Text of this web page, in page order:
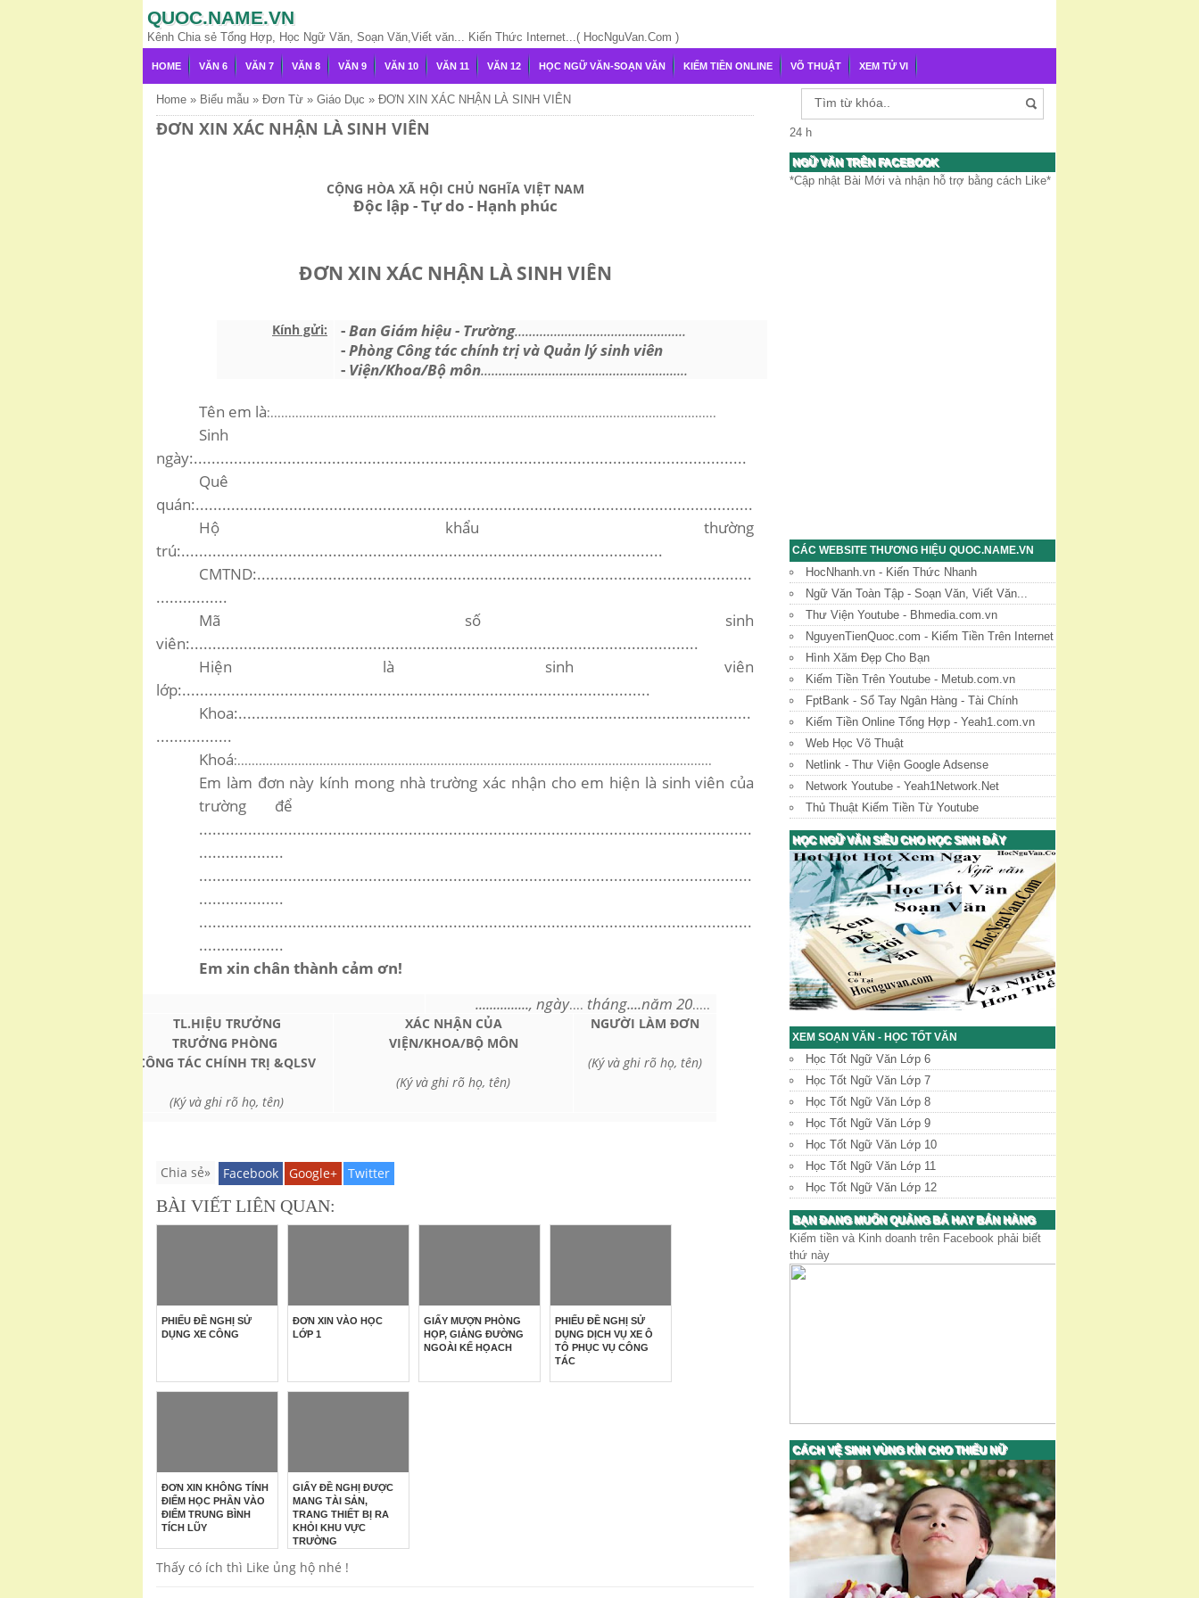
QUOC.NAME.VN
Kênh Chia sẻ Tổng Hợp, Học Ngữ Văn, Soạn Văn,Viết văn... Kiến Thức Internet...( HocNguVan.Com )
HOME VĂN 6 VĂN 7 VĂN 8 VĂN 9 VĂN 10 VĂN 11 VĂN 12 HỌC NGỮ VĂN-SOẠN VĂN KIẾM TIỀN ONLINE VÕ THUẬT XEM TỬ VI
Home » Biểu mẫu » Đơn Từ » Giáo Dục » ĐƠN XIN XÁC NHẬN LÀ SINH VIÊN
ĐƠN XIN XÁC NHẬN LÀ SINH VIÊN
CỘNG HÒA XÃ HỘI CHỦ NGHĨA VIỆT NAM
Độc lập - Tự do - Hạnh phúc
ĐƠN XIN XÁC NHẬN LÀ SINH VIÊN
Kính gửi: -Ban Giám hiệu - Trường................................................
-Phòng Công tác chính trị và Quản lý sinh viên
- Viện/Khoa/Bộ môn..........................................................
Tên em là:.............................................................................................................................
Sinh
ngày:............................................................................................................................
Quê
quán:.............................................................................................................................
Hộ khẩu thường
trú:............................................................................................................
CMTND:...............................................................................................................
................
Mã số sinh
viên:..................................................................................................................
Hiện là sinh viên
lớp:.........................................................................................................
Khoa:...................................................................................................................
.................
Khoá:.....................................................................................................................................
Em làm đơn này kính mong nhà trường xác nhận cho em hiện là sinh viên của
trường để
............................................................................................................................
...................
............................................................................................................................
...................
............................................................................................................................
...................
Em xin chân thành cảm ơn!
..............., ngày.... tháng....năm 20.....
TL.HIỆU TRƯỞNG
TRƯỞNG PHÒNG
CÔNG TÁC CHÍNH TRỊ &QLSV
(Ký và ghi rõ họ, tên)
XÁC NHẬN CỦA
VIỆN/KHOA/BỘ MÔN
(Ký và ghi rõ họ, tên)
NGƯỜI LÀM ĐƠN
(Ký và ghi rõ họ, tên)
Chia sẻ» Facebook Google+ Twitter
BÀI VIẾT LIÊN QUAN:
PHIẾU ĐỀ NGHỊ SỬ
DỤNG XE CÔNG
ĐƠN XIN VÀO HỌC
LỚP 1
GIẤY MƯỢN PHÒNG
HỌP, GIẢNG ĐƯỜNG
NGOÀI KẾ HỌACH
PHIẾU ĐỀ NGHỊ SỬ
DỤNG DỊCH VỤ XE Ô
TÔ PHỤC VỤ CÔNG
TÁC
ĐƠN XIN KHÔNG TÍNH
ĐIỂM HỌC PHẦN VÀO
ĐIỂM TRUNG BÌNH
TÍCH LŨY
GIẤY ĐỀ NGHỊ ĐƯỢC
MANG TÀI SẢN,
TRANG THIẾT BỊ RA
KHỎI KHU VỰC
TRƯỜNG
Thấy có ích thì Like ủng hộ nhé !
24 h
NGỮ VĂN TRÊN FACEBOOK
*Cập nhật Bài Mới và nhận hỗ trợ bằng cách Like*
CÁC WEBSITE THƯƠNG HIỆU QUOC.NAME.VN
HocNhanh.vn - Kiến Thức Nhanh
Ngữ Văn Toàn Tập - Soạn Văn, Viết Văn...
Thư Viện Youtube - Bhmedia.com.vn
NguyenTienQuoc.com - Kiếm Tiền Trên Internet
Hình Xăm Đẹp Cho Bạn
Kiếm Tiền Trên Youtube - Metub.com.vn
FptBank - Sổ Tay Ngân Hàng - Tài Chính
Kiếm Tiền Online Tổng Hợp - Yeah1.com.vn
Web Học Võ Thuật
Netlink - Thư Viện Google Adsense
Network Youtube - Yeah1Network.Net
Thủ Thuật Kiếm Tiền Từ Youtube
HỌC NGỮ VĂN SIÊU CHO HỌC SINH ĐÂY
XEM SOẠN VĂN - HỌC TỐT VĂN
Học Tốt Ngữ Văn Lớp 6
Học Tốt Ngữ Văn Lớp 7
Học Tốt Ngữ Văn Lớp 8
Học Tốt Ngữ Văn Lớp 9
Học Tốt Ngữ Văn Lớp 10
Học Tốt Ngữ Văn Lớp 11
Học Tốt Ngữ Văn Lớp 12
BẠN ĐANG MUỐN QUẢNG BÁ HAY BÁN HÀNG
Kiếm tiền và Kinh doanh trên Facebook phải biết
thứ này
CÁCH VỆ SINH VÙNG KÍN CHO THIẾU NỮ